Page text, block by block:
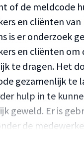
of de meldcode
en cliënten van
is er onderzoek
en cliënten om
te dragen. Het
gezamenlijk te
hulp in te
geweld. Er is
de